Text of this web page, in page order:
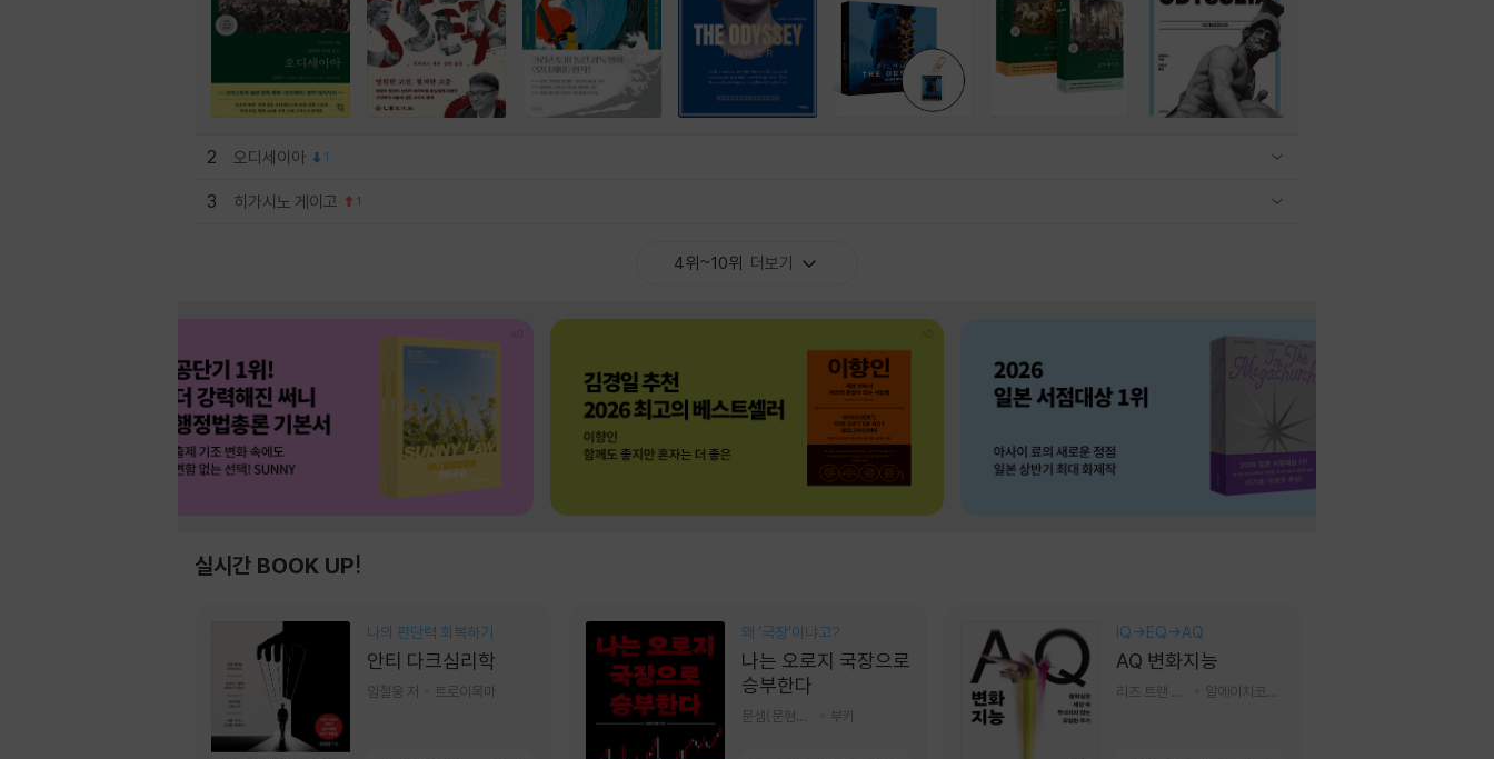
2 오디세이아 1
3 히가시노 게이고 1
4위~10위 더보기
실시간 BOOK UP!
나의 판단력 회복하기
안티 다크심리학
임철웅 저 트로이목마
왜 ‘국장‘이냐고?
나는 오로지 국장으로
승부한다
부키
IQ→EQ→AQ
AQ 변화지능